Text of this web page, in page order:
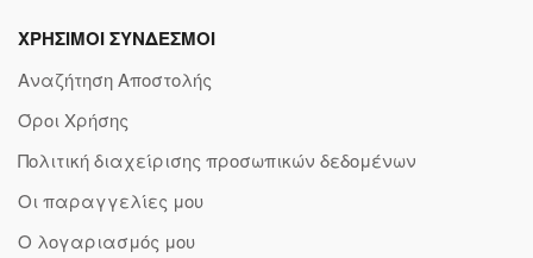
ΧΡΗΣΙΜΟΙ ΣΥΝΔΕΣΜΟΙ
Αναζήτηση Αποστολής
Όροι Χρήσης
Πολιτική διαχείρισης προσωπικών δεδομένων
Οι παραγγελίες μου
Ο λογαριασμός μου